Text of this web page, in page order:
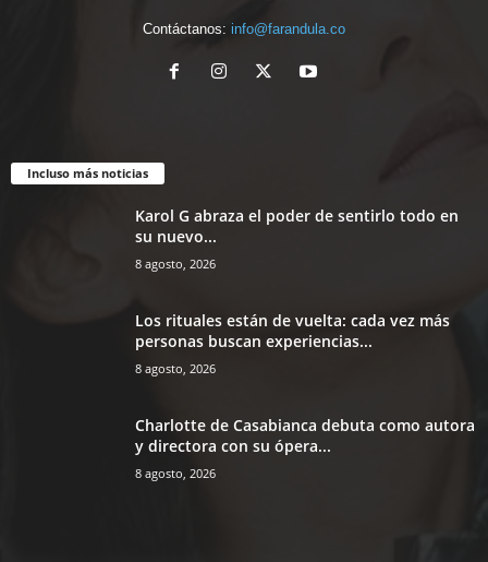
Contáctanos: info@farandula.co
Incluso más noticias
Karol G abraza el poder de sentirlo todo en
su nuevo...
8 agosto, 2026
Los rituales están de vuelta: cada vez más
personas buscan experiencias...
8 agosto, 2026
Charlotte de Casabianca debuta como autora
y directora con su ópera...
8 agosto, 2026